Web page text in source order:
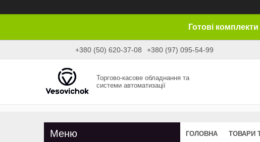
Готові
+380 (50) 620-37-08 +380 (97) 095-54-99
Торгово-касове обладнання та
системи автоматизації
ГОЛОВНА ТОВАРИ